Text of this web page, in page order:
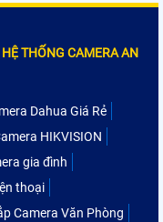
THỐNG CAMERA AN
Dahua Giá Rẻ
HIKVISION
gia đình
thoại
Camera Văn Phòng